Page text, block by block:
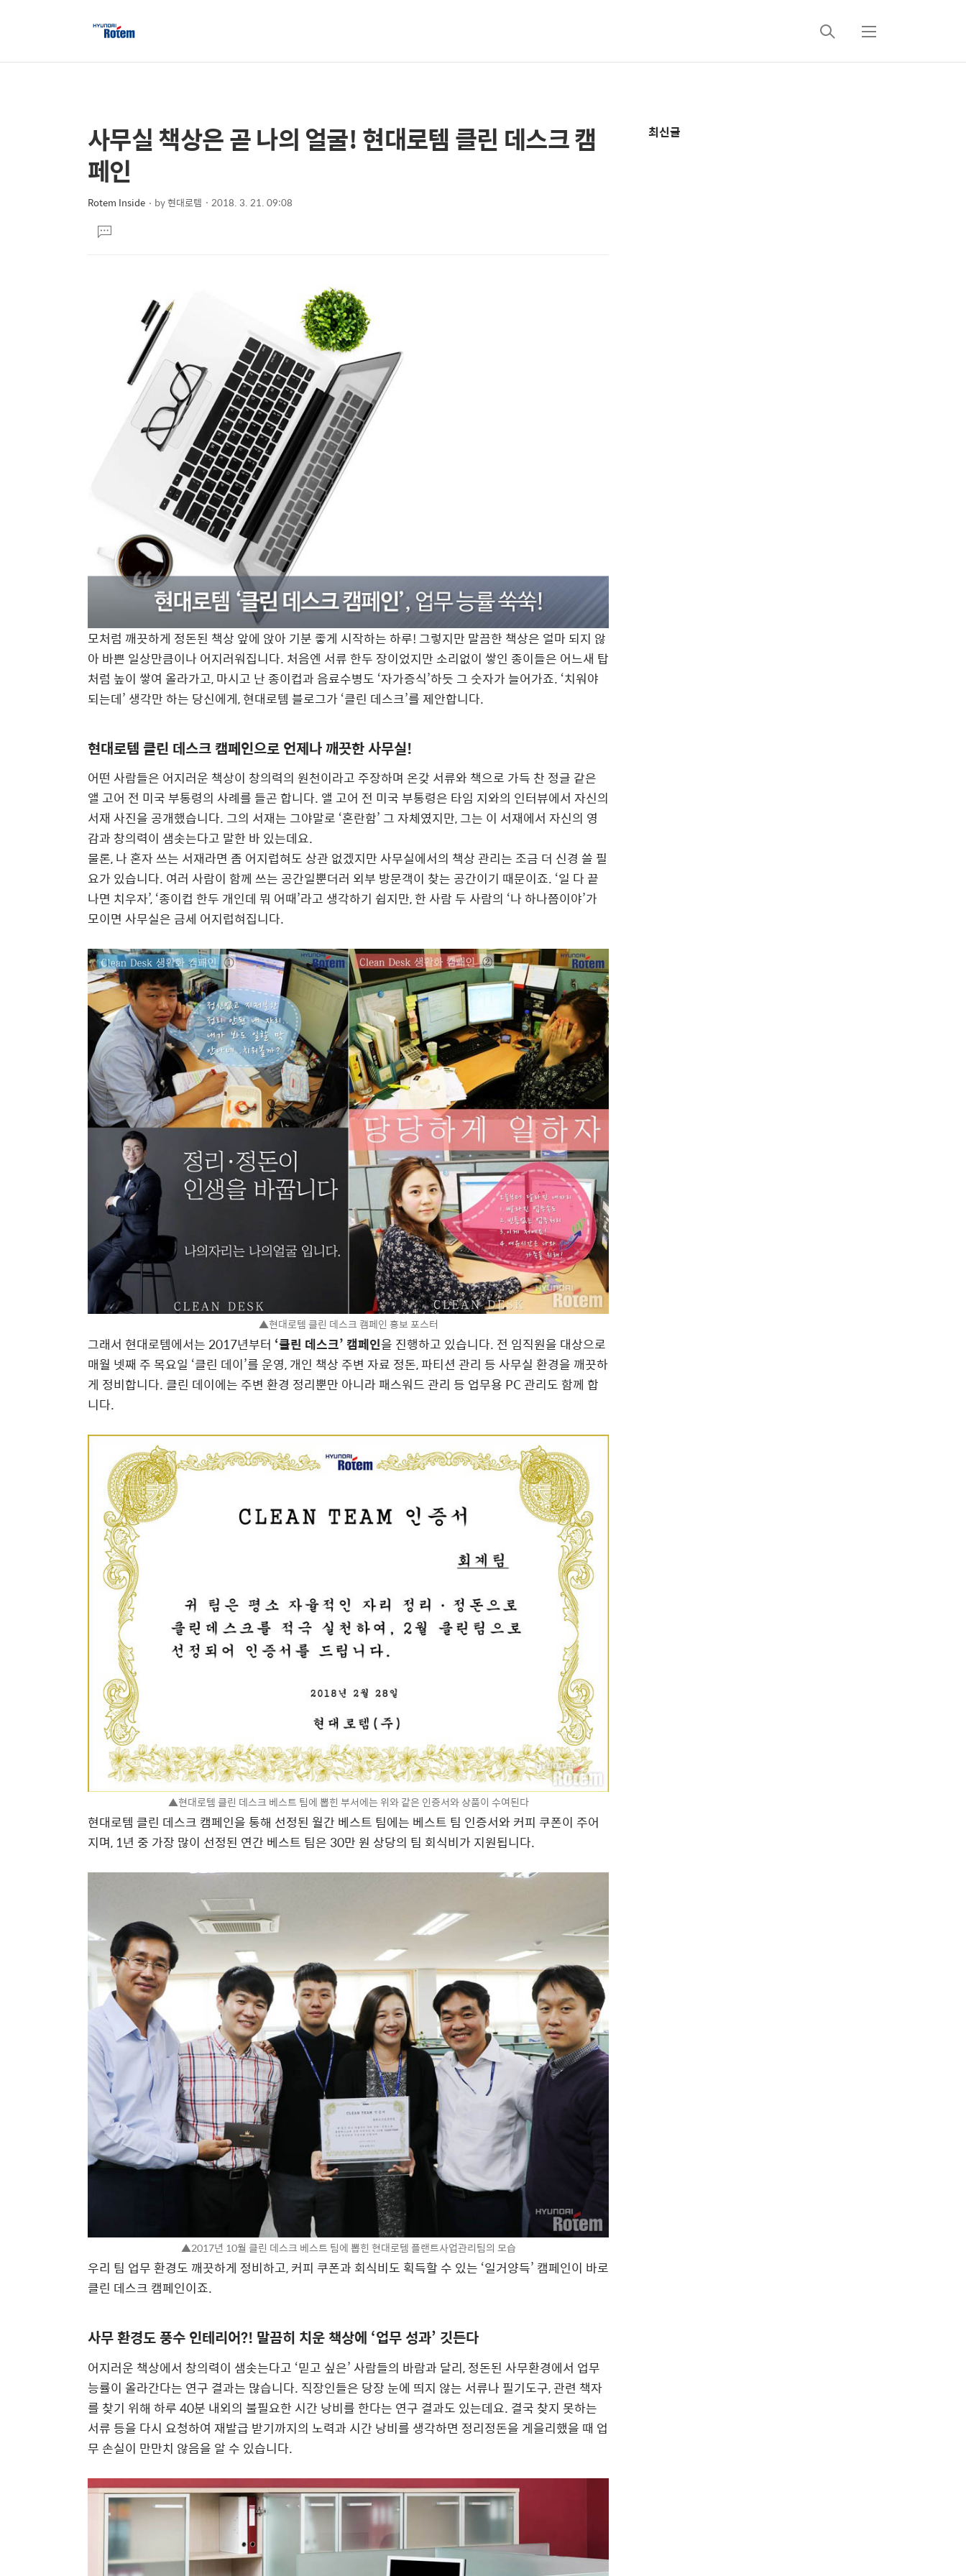
검
메
상
컨
텐
본
문
제
사무실 책상은 곧 나의 얼굴! 현대로템 클린 데스크 캠
페인
Rotem Inside by현대로템 2018. 3. 21. 09:08
문댓
글
모처럼 깨끗하게 정돈된 책상 앞에 앉아 기분 좋게 시작하는 하루! 그렇지만 말끔한 책상은 얼마 되지 않
아 바쁜 일상만큼이나 어지러워집니다. 처음엔 서류 한두 장이었지만 소리없이 쌓인 종이들은 어느새 탑
처럼 높이 쌓여 올라가고, 마시고 난 종이컵과 음료수병도 ‘자가증식’하듯 그 숫자가 늘어가죠. ‘치워야
되는데’ 생각만 하는 당신에게, 현대로템 블로그가 ‘클린 데스크’를 제안합니다.
현대로템 클린 데스크 캠페인으로 언제나 깨끗한 사무실!
어떤 사람들은 어지러운 책상이 창의력의 원천이라고 주장하며 온갖 서류와 책으로 가득 찬 정글 같은
앨 고어 전 미국 부통령의 사례를 들곤 합니다. 앨 고어 전 미국 부통령은 타임 지와의 인터뷰에서 자신의
서재 사진을 공개했습니다. 그의 서재는 그야말로 ‘혼란함’ 그 자체였지만, 그는 이 서재에서 자신의 영
감과 창의력이 샘솟는다고 말한 바 있는데요.
물론, 나 혼자 쓰는 서재라면 좀 어지럽혀도 상관 없겠지만 사무실에서의 책상 관리는 조금 더 신경 쓸 필
요가 있습니다. 여러 사람이 함께 쓰는 공간일뿐더러 외부 방문객이 찾는 공간이기 때문이죠. ‘일 다 끝
나면 치우자’, ‘종이컵 한두 개인데 뭐 어때’라고 생각하기 쉽지만, 한 사람 두 사람의 ‘나 하나쯤이야’가
모이면 사무실은 금세 어지럽혀집니다.
▲현대로템 클린 데스크 캠페인 홍보 포스터
그래서 현대로템에서는 2017년부터 ‘클린 데스크’ 캠페인을 진행하고 있습니다. 전 임직원을 대상으로
매월 넷째 주 목요일 ‘클린 데이’를 운영, 개인 책상 주변 자료 정돈, 파티션 관리 등 사무실 환경을 깨끗하
게 정비합니다. 클린 데이에는 주변 환경 정리뿐만 아니라 패스워드 관리 등 업무용 PC 관리도 함께 합
니다.
▲현대로템 클린 데스크 베스트 팀에 뽑힌 부서에는 위와 같은 인증서와 상품이 수여된다
현대로템 클린 데스크 캠페인을 통해 선정된 월간 베스트 팀에는 베스트 팀 인증서와 커피 쿠폰이 주어
지며, 1년 중 가장 많이 선정된 연간 베스트 팀은 30만 원 상당의 팀 회식비가 지원됩니다.
▲2017년 10월 클린 데스크 베스트 팀에 뽑힌 현대로템 플랜트사업관리팀의 모습
우리 팀 업무 환경도 깨끗하게 정비하고, 커피 쿠폰과 회식비도 획득할 수 있는 ‘일거양득’ 캠페인이 바로
클린 데스크 캠페인이죠.
사무 환경도 풍수 인테리어?! 말끔히 치운 책상에 ‘업무 성과’ 깃든다
어지러운 책상에서 창의력이 샘솟는다고 ‘믿고 싶은’ 사람들의 바람과 달리, 정돈된 사무환경에서 업무
능률이 올라간다는 연구 결과는 많습니다. 직장인들은 당장 눈에 띄지 않는 서류나 필기도구, 관련 책자
를 찾기 위해 하루 40분 내외의 불필요한 시간 낭비를 한다는 연구 결과도 있는데요. 결국 찾지 못하는
서류 등을 다시 요청하여 재발급 받기까지의 노력과 시간 낭비를 생각하면 정리정돈을 게을리했을 때 업
무 손실이 만만치 않음을 알 수 있습니다.
추
최신글